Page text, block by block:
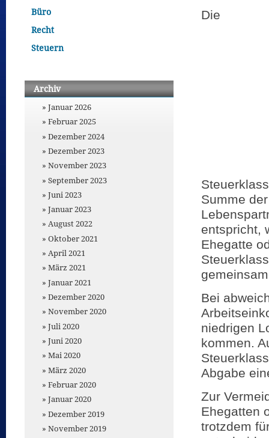
Die
Summe
entspricht,
Ehegatte
Bei
niedrigen
kommen.
Abgabe
Zur
Ehegatten
trotzdem
Büro
Recht
Steuern
Archiv
Januar 2026
Februar 2025
Dezember 2024
Dezember 2023
November 2023
September 2023
Juni 2023
Januar 2023
August 2022
Oktober 2021
April 2021
März 2021
Januar 2021
Dezember 2020
November 2020
Juli 2020
Juni 2020
Mai 2020
März 2020
Februar 2020
Januar 2020
Dezember 2019
November 2019